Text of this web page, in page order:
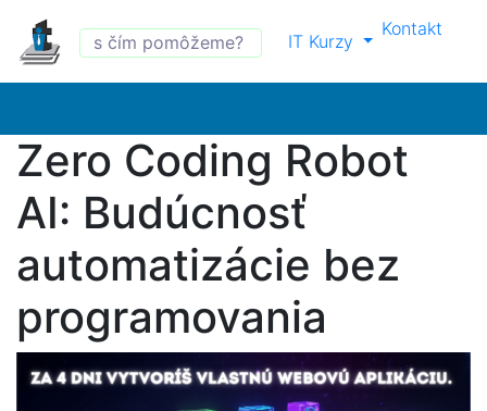
IT Kurzy
Kontakt
Zero Coding Robot
AI: Budúcnosť
automatizácie bez
programovania